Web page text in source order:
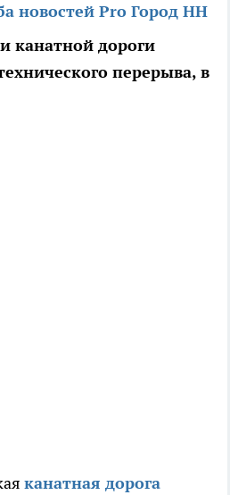
новостей Pro Город НН
канатной дороги
перерыва, в
канатная дорога